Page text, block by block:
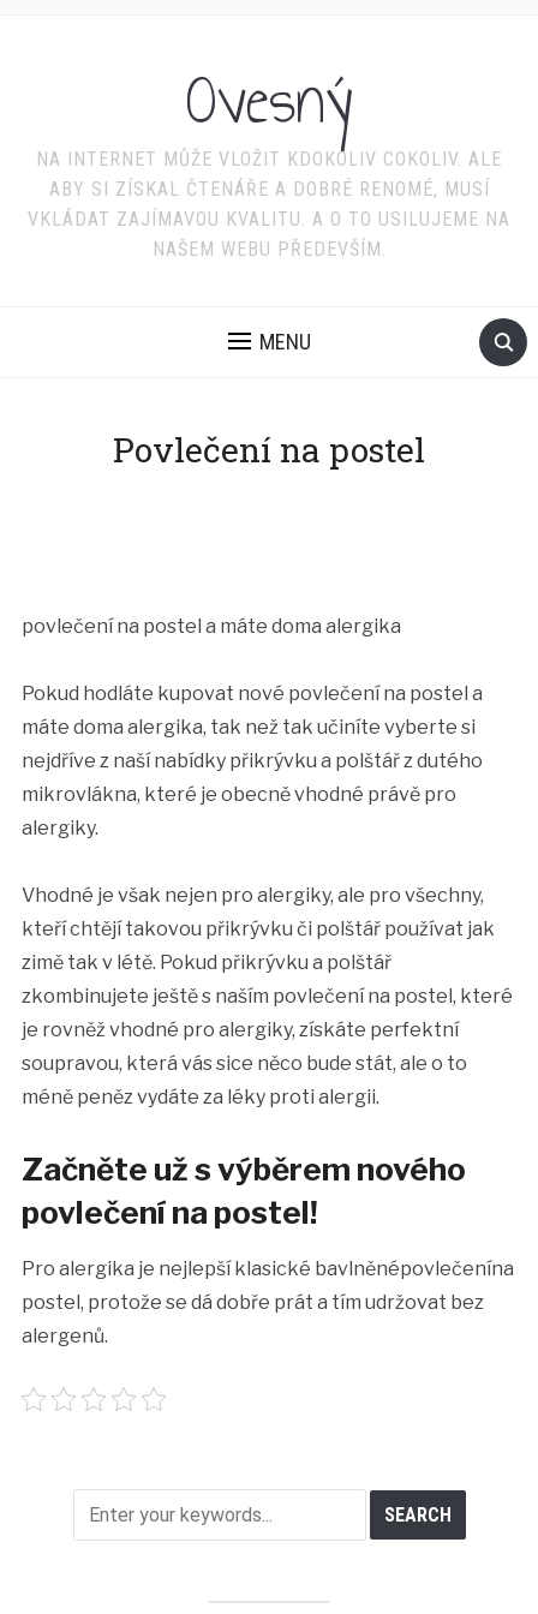
Ovesný
NA INTERNET MŮŽE VLOŽIT KDOKOLIV COKOLIV. ALE
ABY SI ZÍSKAL ČTENÁŘE A DOBRÉ RENOMÉ, MUSÍ
VKLÁDAT ZAJÍMAVOU KVALITU. A O TO USILUJEME NA
NAŠEM WEBU PŘEDEVŠÍM.
MENU
Povlečení na postel
povlečení na postel a máte doma alergika
Pokud hodláte kupovat nové povlečení na postel a
máte doma alergika, tak než tak učiníte vyberte si
nejdříve z naší nabídky přikrývku a polštář z dutého
mikrovlákna, které je obecně vhodné právě pro
alergiky.
Vhodné je však nejen pro alergiky, ale pro všechny,
kteří chtějí takovou přikrývku či polštář používat jak
zimě tak v létě. Pokud přikrývku a polštář
zkombinujete ještě s naším povlečení na postel, které
je rovněž vhodné pro alergiky, získáte perfektní
soupravou, která vás sice něco bude stát, ale o to
méně peněz vydáte za léky proti alergii.
Začněte už s výběrem nového
povlečení na postel!
Pro alergika je nejlepší klasické bavlněnépovlečenína
postel, protože se dá dobře prát a tím udržovat bez
alergenů.